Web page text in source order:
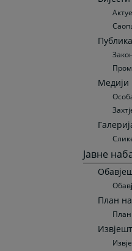
Медији
Јавне
План